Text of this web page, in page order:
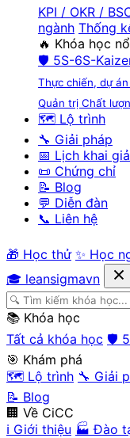
KPI / OKR /
ngành Thống
🔥 Khóa học
🛡️ 5S-6S-
Thực chiến, dự
Quản trị Chất
🗺️ Lộ trình
🔧 Giải pháp
📅 Lịch khai
📜 Chứng chỉ
📝 Blog
💬 Diễn đàn
📞 Liên hệ
🎁 Học thử ✨ Học
🎓 leansigmavn
📚 Khóa học
Tất cả khóa học 🛡️
🎯 Khám phá
🗺️ Lộ trình 🔧 Giải
📝 Blog
🏢 Về CiCC
ℹ️ Giới thiệu 🏭 Đào